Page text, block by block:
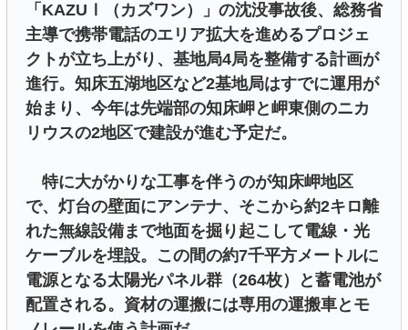
「KAZUⅠ（カズワン）」の沈没事故後、総務省
主導で携帯電話のエリア拡大を進めるプロジェ
クトが立ち上がり、基地局4局を整備する計画が
進行。知床五湖地区など2基地局はすでに運用が
始まり、今年は先端部の知床岬と岬東側のニカ
リウスの2地区で建設が進む予定だ。
特に大がかりな工事を伴うのが知床岬地区
で、灯台の壁面にアンテナ、そこから約2キロ離
れた無線設備まで地面を掘り起こして電線・光
ケーブルを埋設。この間の約7千平方メートルに
電源となる太陽光パネル群（264枚）と蓄電池が
配置される。資材の運搬には専用の運搬車とモ